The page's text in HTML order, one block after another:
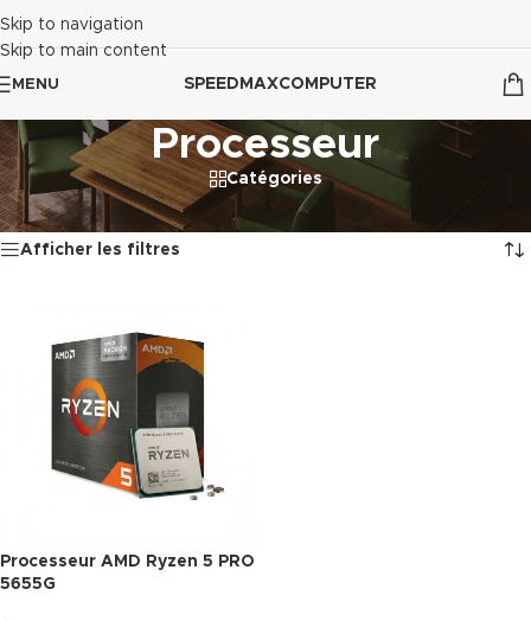
Skip to navigation
Skip to main content
MENU SPEEDMAXCOMPUTER
Processeur
Catégories
Accueil/Composants/Processeur Voici le seul résultat
Afficher les filtres
Processeur AMD Ryzen 5 PRO
5655G